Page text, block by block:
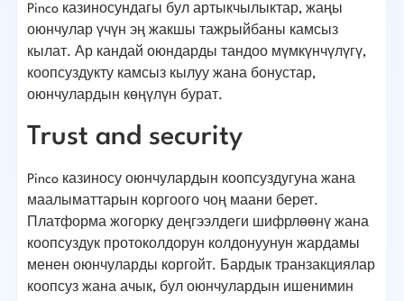
Pinco казиносундагы бул артыкчылыктар, жаңы
оюнчулар үчүн эң жакшы тажрыйбаны камсыз
кылат. Ар кандай оюндарды тандоо мүмкүнчүлүгү,
коопсуздукту камсыз кылуу жана бонустар,
оюнчулардын көңүлүн бурат.
Trust and security
Pinco казиносу оюнчулардын коопсуздугуна жана
маалыматтарын коргоого чоң маани берет.
Платформа жогорку деңгээлдеги шифрлөөнү жана
коопсуздук протоколдорун колдонуунун жардамы
менен оюнчуларды коргойт. Бардык транзакциялар
коопсуз жана ачык, бул оюнчулардын ишенимин